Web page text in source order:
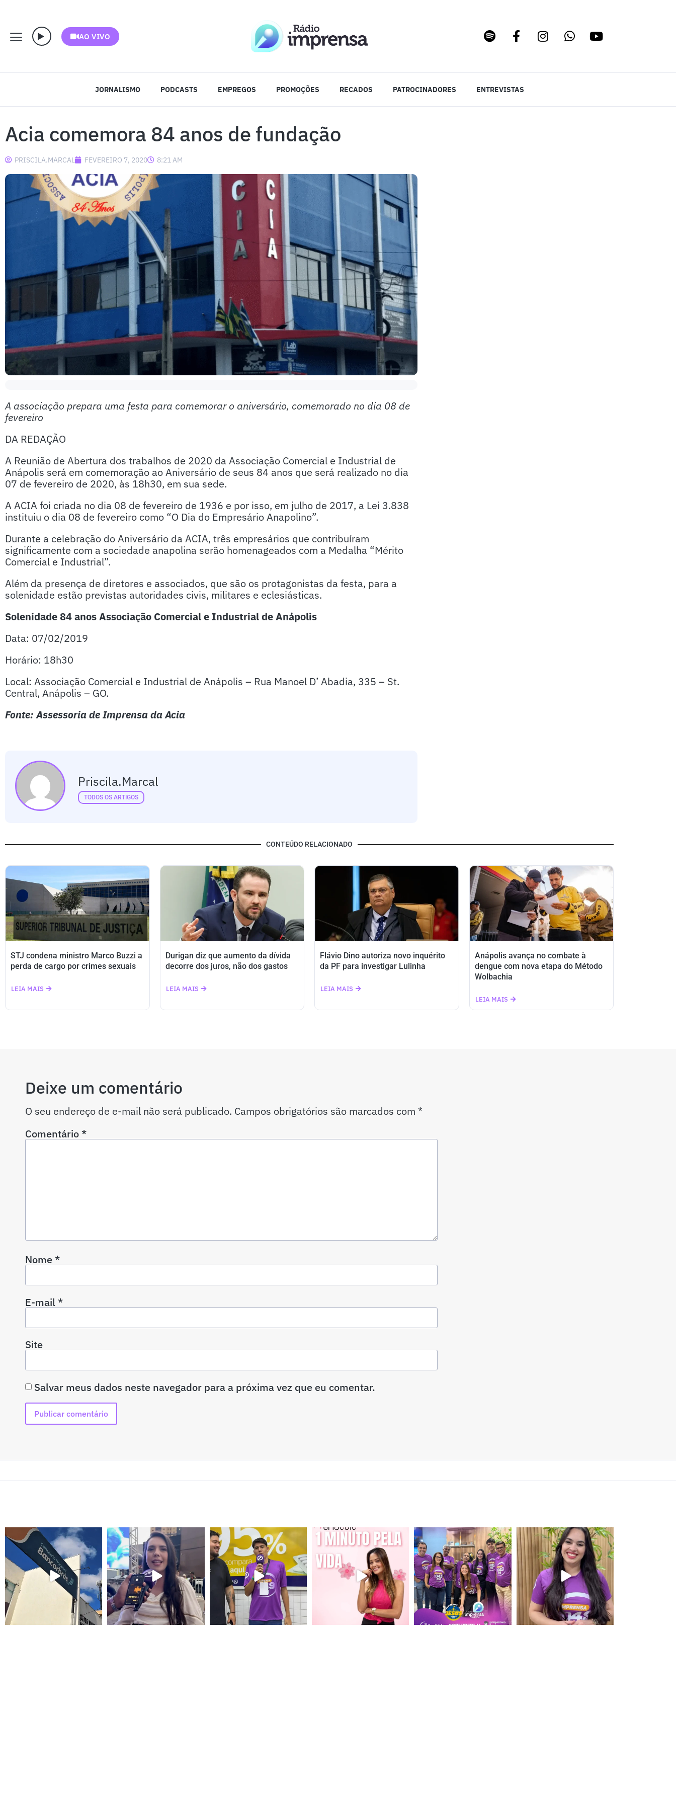
AO VIVO
JORNALISMO PODCASTS EMPREGOS PROMOÇÕES RECADOS PATROCINADORES ENTREVISTAS
Acia comemora 84 anos de fundação
PRISCILA.MARCAL FEVEREIRO 7, 2020 8:21 AM
A associação prepara uma festa para comemorar o aniversário, comemorado no dia 08 de
fevereiro
DA REDAÇÃO
A Reunião de Abertura dos trabalhos de 2020 da Associação Comercial e Industrial de
Anápolis será em comemoração ao Aniversário de seus 84 anos que será realizado no dia
07 de fevereiro de 2020, às 18h30, em sua sede.
A ACIA foi criada no dia 08 de fevereiro de 1936 e por isso, em julho de 2017, a Lei 3.838
instituiu o dia 08 de fevereiro como “O Dia do Empresário Anapolino”.
Durante a celebração do Aniversário da ACIA, três empresários que contribuíram
significamente com a sociedade anapolina serão homenageados com a Medalha “Mérito
Comercial e Industrial”.
Além da presença de diretores e associados, que são os protagonistas da festa, para a
solenidade estão previstas autoridades civis, militares e eclesiásticas.
Solenidade 84 anos Associação Comercial e Industrial de Anápolis
Data: 07/02/2019
Horário: 18h30
Local: Associação Comercial e Industrial de Anápolis – Rua Manoel D’ Abadia, 335 – St.
Central, Anápolis – GO.
Fonte: Assessoria de Imprensa da Acia
Priscila.marcal
TODOS OS ARTIGOS
CONTEÚDO RELACIONADO
STJ condena ministro Marco Buzzi a
perda de cargo por crimes sexuais
LEIA MAIS
Durigan diz que aumento da dívida
decorre dos juros, não dos gastos
LEIA MAIS
Flávio Dino autoriza novo inquérito
da PF para investigar Lulinha
LEIA MAIS
Anápolis avança no combate à
dengue com nova etapa do Método
Wolbachia
LEIA MAIS
Deixe um comentário
O seu endereço de e-mail não será publicado. Campos obrigatórios são marcados com *
Comentário*
Nome*
E-mail*
Site
Salvar meus dados neste navegador para a próxima vez que eu comentar.